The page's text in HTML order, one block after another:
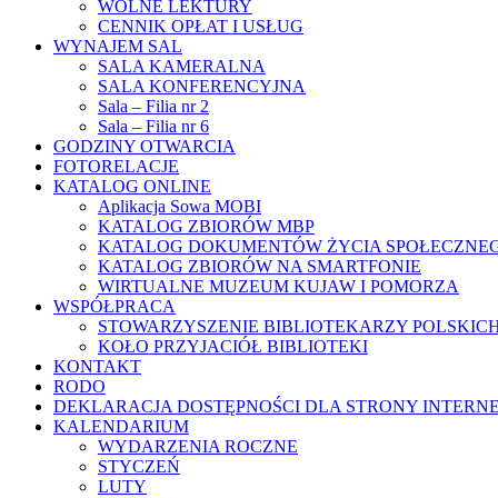
WOLNE LEKTURY
CENNIK OPŁAT I USŁUG
WYNAJEM SAL
SALA KAMERALNA
SALA KONFERENCYJNA
Sala – Filia nr 2
Sala – Filia nr 6
GODZINY OTWARCIA
FOTORELACJE
KATALOG ONLINE
Aplikacja Sowa MOBI
KATALOG ZBIORÓW MBP
KATALOG DOKUMENTÓW ŻYCIA
KATALOG ZBIORÓW NA SMARTFONIE
WIRTUALNE MUZEUM KUJAW I POMORZA
WSPÓŁPRACA
STOWARZYSZENIE BIBLIOTEKARZY
KOŁO PRZYJACIÓŁ BIBLIOTEKI
KONTAKT
RODO
DEKLARACJA DOSTĘPNOŚCI DLA STRONY
KALENDARIUM
WYDARZENIA ROCZNE
STYCZEŃ
LUTY